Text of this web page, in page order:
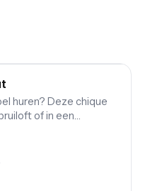
huren? Deze chique
of in een